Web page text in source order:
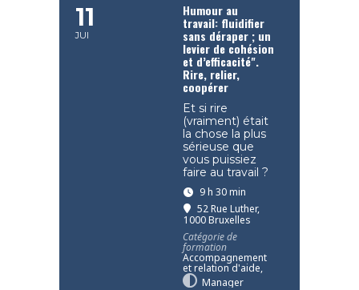
11
JUI
Humour au
travail: fluidifier
sans déraper ; un
levier de cohésion
et d’efficacité".
Rire, relier,
coopérer
Et si rire
(vraiment) était
la chose la plus
sérieuse que
vous puissiez
faire au travail ?
9 h 30 min
52 Rue Luther,
1000 Bruxelles
Catégorie de
formation
Accompagnement
et relation d'aide,
Manager